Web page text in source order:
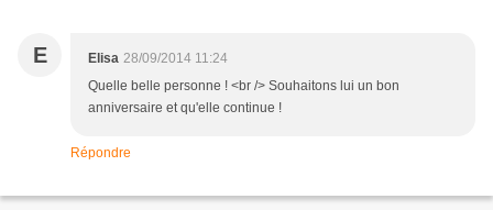
E Elisa 28/09/2014 11:24
Quelle belle personne ! <br /> Souhaitons lui un bon
anniversaire et qu'elle continue !
Répondre